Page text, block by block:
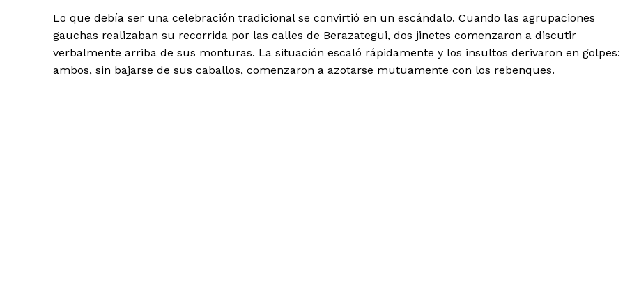
Lo que debía ser una celebración tradicional se convirtió en un escándalo. Cuando las agrupaciones
gauchas realizaban su recorrida por las calles de Berazategui, dos jinetes comenzaron a discutir
verbalmente arriba de sus monturas. La situación escaló rápidamente y los insultos derivaron en golpes:
ambos, sin bajarse de sus caballos, comenzaron a azotarse mutuamente con los rebenques.